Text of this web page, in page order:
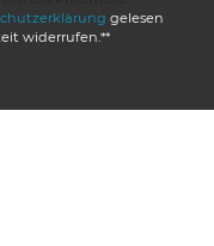
gelesen
widerrufen.**